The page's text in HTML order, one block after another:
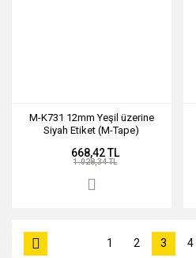
M-K731 12mm Yeşil üzerine
Siyah Etiket (M-Tape)
668,42 TL
1.028,34 TL
1 2 3 4